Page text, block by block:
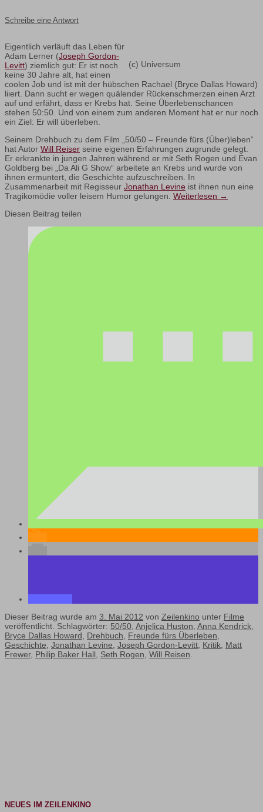
Schreibe eine Antwort
(c) Universum
Eigentlich verläuft das Leben für
Adam Lerner (Joseph Gordon-
Levitt) ziemlich gut: Er ist noch
keine 30 Jahre alt, hat einen
coolen Job und ist mit der hübschen Rachael (Bryce Dallas Howard)
liiert. Dann sucht er wegen quälender Rückenschmerzen einen Arzt
auf und erfährt, dass er Krebs hat. Seine Überlebenschancen
stehen 50:50. Und von einem zum anderen Moment hat er nur noch
ein Ziel: Er will überleben.
Seinem Drehbuch zu dem Film „50/50 – Freunde fürs (Über)leben“
hat Autor Will Reiser seine eigenen Erfahrungen zugrunde gelegt.
Er erkrankte in jungen Jahren während er mit Seth Rogen und Evan
Goldberg bei „Da Ali G Show“ arbeitete an Krebs und wurde von
ihnen ermuntert, die Geschichte aufzuschreiben. In
Zusammenarbeit mit Regisseur Jonathan Levine ist ihnen nun eine
Tragikomödie voller leisem Humor gelungen. Weiterlesen →
Diesen Beitrag teilen
Dieser Beitrag wurde am 3. Mai 2012 von Zeilenkino unter Filme
veröffentlicht. Schlagwörter: 50/50, Anjelica Huston, Anna Kendrick,
Bryce Dallas Howard, Drehbuch, Freunde fürs Überleben,
Geschichte, Jonathan Levine, Joseph Gordon-Levitt, Kritik, Matt
Frewer, Philip Baker Hall, Seth Rogen, Will Reisen.
NEUES IM ZEILENKINO